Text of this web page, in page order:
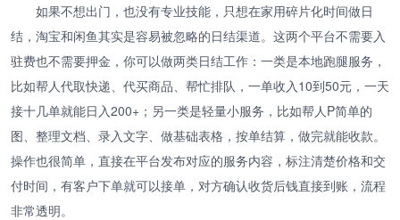
如果不想出门，也没有专业技能，只想在家用碎片化时间做日
结，淘宝和闲鱼其实是容易被忽略的日结渠道。这两个平台不需要入
驻费也不需要押金，你可以做两类日结工作：一类是本地跑腿服务，
比如帮人代取快递、代买商品、帮忙排队，一单收入10到50元，一天
接十几单就能日入200+；另一类是轻量小服务，比如帮人P简单的
图、整理文档、录入文字、做基础表格，按单结算，做完就能收款。
操作也很简单，直接在平台发布对应的服务内容，标注清楚价格和交
付时间，有客户下单就可以接单，对方确认收货后钱直接到账，流程
非常透明。